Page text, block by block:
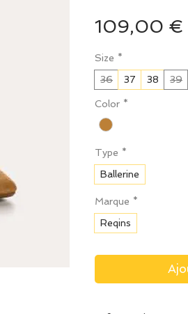
109,00 €
Size *
36
37 38 39
Color *
Type *
Ballerine
Marque *
Reqins